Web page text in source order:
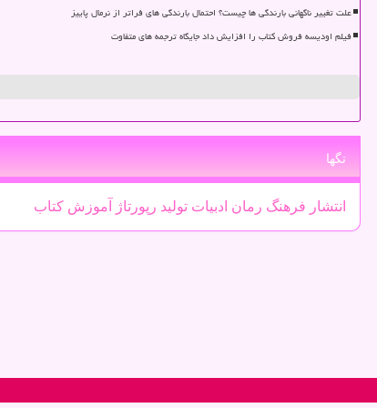
علت تغییر ناگهانی بارندگی ها چیست؟ احتمال بارندگی های فراتر از نرمال پاییز
فیلم اودیسه فروش کتاب را افزایش داد جایگاه ترجمه های متفاوت
تگها
انتشار فرهنگ رمان ادبیات تولید رپورتاژ آموزش كتاب